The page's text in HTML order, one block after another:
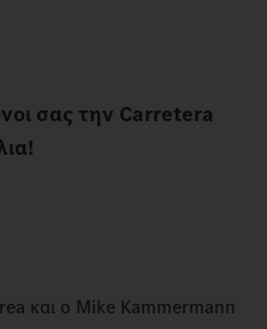
σας την Carretera
και ο Mike Kammermann